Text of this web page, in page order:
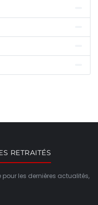
RETRAITÉS
les dernières actualités,